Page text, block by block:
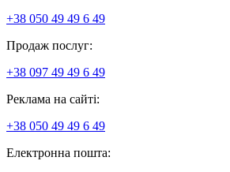
+38 050 49 49 6 49
Продаж послуг:
+38 097 49 49 6 49
Реклама на сайті:
+38 050 49 49 6 49
Електронна пошта: